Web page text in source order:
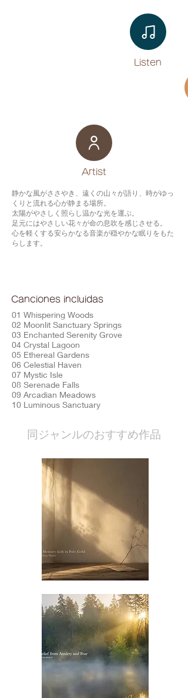
Listen​
​Artist
静かな風がささやき、遠くの山々が語り、時がゆっ
くりと流れる心が静まる場所。
太陽がやさしく照らし温かな光を運ぶ。
足元にはやさしい花々が命の息吹を感じさせる。
心を軽くする安らかなる音楽が穏やかな眠りをもた
らします。
Canciones incluidas
01 Whispering Woods
02 Moonlit Sanctuary Springs
03 Enchanted Serenity Grove
04 Crystal Lagoon
05 Ethereal Gardens
06 Celestial Haven
07 Mystic Isle
08 Serenade Falls
09 Arcadian Meadows
10 Luminous Sanctuary
​同ジャンルのおすすめ作品